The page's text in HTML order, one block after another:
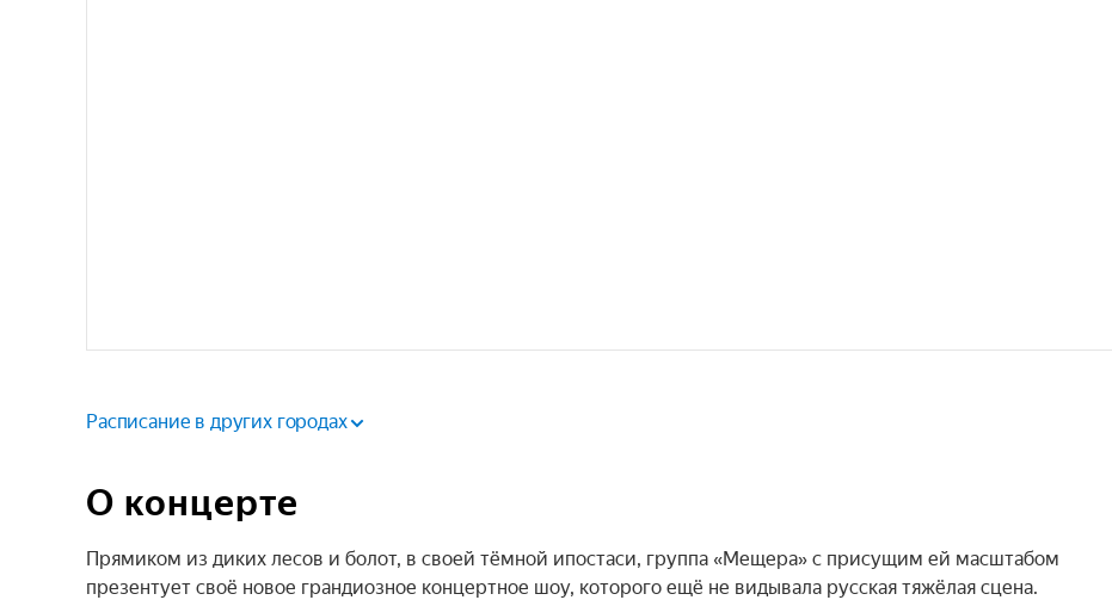
Расписание в других городах
О концерте
Прямиком из диких лесов и болот, в своей тёмной ипостаси, группа «Мещера» с присущим ей масштабом
презентует своё новое грандиозное концертное шоу, которого ещё не видывала русская тяжёлая сцена.